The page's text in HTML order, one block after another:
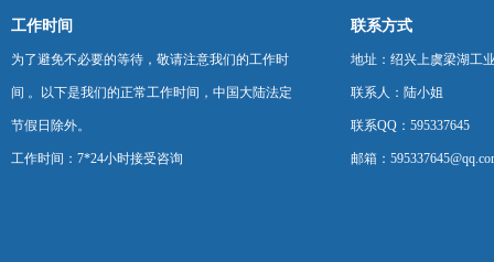
工作时间
为了避免不必要的等待，敬请注意我们的工作时
间 。以下是我们的正常工作时间，中国大陆法定
节假日除外。
工作时间：7*24小时接受咨询
联系方式
地址：绍兴上虞梁湖工
联系人：陆小姐
联系QQ：595337645
邮箱：